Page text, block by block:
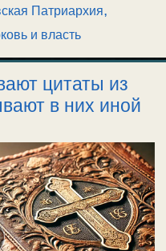
Патриархия,
и власть
цитаты из
в них иной